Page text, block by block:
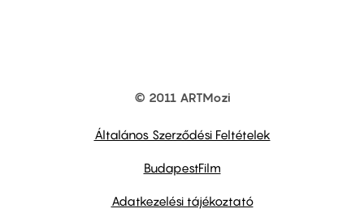
© 2011 ARTMozi
Általános Szerződési Feltételek
BudapestFilm
Adatkezelési tájékoztató